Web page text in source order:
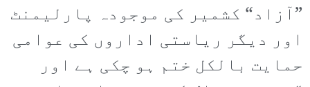
”آزاد“ کشمیر کی موجودہ پارلیمنٹ
اور دیگر ریاستی اداروں کی عوامی
حمایت بالکل ختم ہو چکی ہے اور